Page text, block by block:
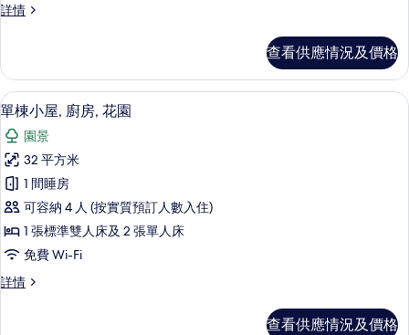
小
的
相
片
詳情
標
小
屋
詳
情
查看供應情況及價格
載
入
所
有
單
棟
小
廚
8
單棟小屋, 廚房, 花園
園景
32 平方米
1 間睡房
可容納 4 人 (按實質預訂人數入住)
1 張標準雙人床及 2 張單人床
免費 Wi-Fi
詳情
單
查看供應情況及價格